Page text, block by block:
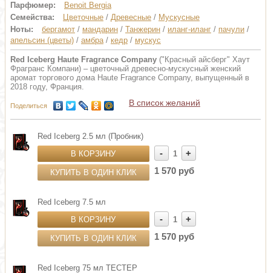
Парфюмер:
Benoit Bergia
Семейства:
Цветочные / Древесные / Мускусные
Ноты:
бергамот / мандарин / Танжерин / иланг-иланг / пачули /
апельсин (цветы) / амбра/ кедр / мускус
Red Iceberg Haute Fragrance Company ("Красный айсберг" Хаут
Фрагранс Компани) – цветочный древесно-мускусный женский
аромат торгового дома Haute Fragrance Company, выпущенный в
2018 году, Франция.
Поделиться В список желаний
Red Iceberg 2.5 мл (Пробник)
В КОРЗИНУ
КУПИТЬ В ОДИН КЛИК
- 1
+
1 570 руб
Red Iceberg 7.5 мл
В КОРЗИНУ
КУПИТЬ В ОДИН КЛИК
- 1
+
1 570 руб
Red Iceberg 75 мл ТЕСТЕР